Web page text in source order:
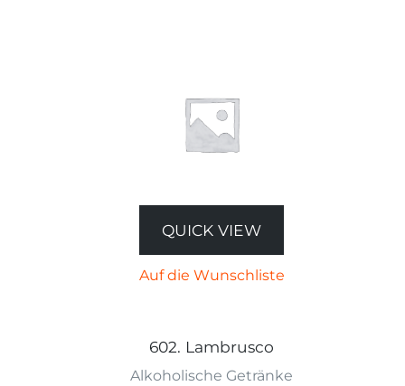
QUICK VIEW
Auf die Wunschliste
602. Lambrusco
Alkoholische Getränke